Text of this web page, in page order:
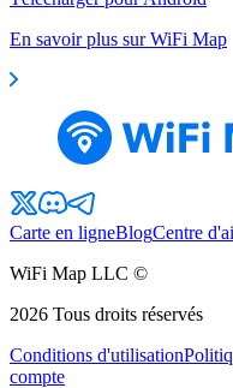
En savoir plus sur WiFi Map
Carte en ligneBlogCentre
WiFi Map LLC ©
2026 Tous droits réservés
Conditions d'utilisation
compte